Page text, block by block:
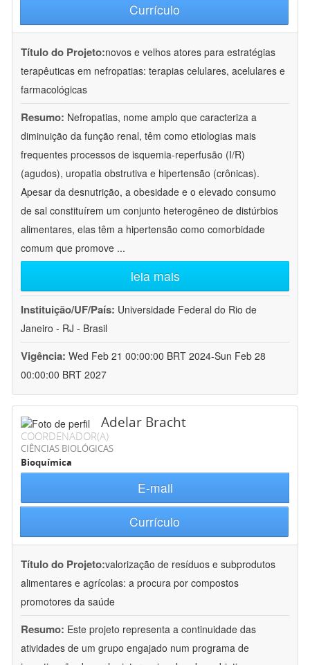
Currículo
Título do Projeto:novos e velhos atores para estratégias
terapêuticas em nefropatias: terapias celulares, acelulares e
farmacológicas
Resumo: Nefropatias, nome amplo que caracteriza a
diminuição da função renal, têm como etiologias mais
frequentes processos de isquemia-reperfusão (I/R)
(agudos), uropatia obstrutiva e hipertensão (crônicas).
Apesar da desnutrição, a obesidade e o elevado consumo
de sal constituírem um conjunto heterogêneo de distúrbios
alimentares, elas têm a hipertensão como comorbidade
comum que promove ...
leia mais
Instituição/UF/País: Universidade Federal do Rio de
Janeiro - RJ - Brasil
Vigência: Wed Feb 21 00:00:00 BRT 2024-Sun Feb 28
00:00:00 BRT 2027
Adelar Bracht
COORDENADOR(A)
CIÊNCIAS BIOLÓGICAS
Bioquímica
E-mail
Currículo
Título do Projeto:valorização de resíduos e subprodutos
alimentares e agrícolas: a procura por compostos
promotores da saúde
Resumo: Este projeto representa a continuidade das
atividades de um grupo engajado num programa de